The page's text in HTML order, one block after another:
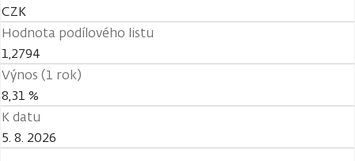
CZK
Hodnota podílového listu
1,2794
Výnos (1 rok)
8,31 %
K datu
5. 8. 2026